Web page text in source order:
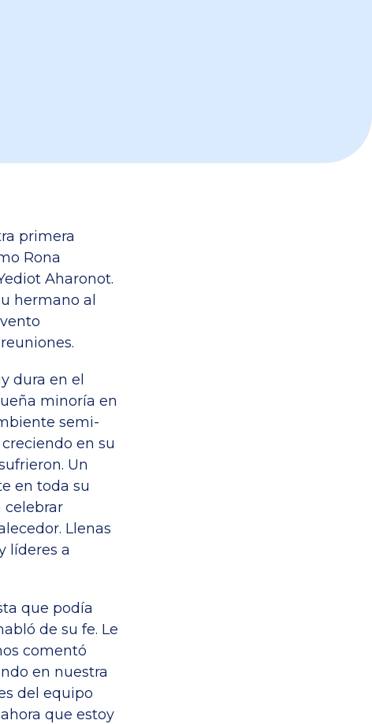
primera
Rona
Aharonot.
hermano al
dura en el
minoría en
semi-
en su
Un
en toda su
celebrar
Llenas
líderes a
que podía
de su fe. Le
comentó
en nuestra
del equipo
que estoy